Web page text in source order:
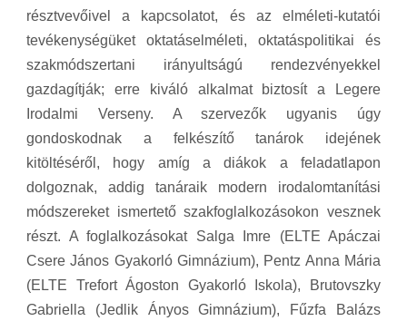
résztvevőivel a kapcsolatot, és az elméleti-kutatói
tevékenységüket oktatáselméleti, oktatáspolitikai és
szakmódszertani irányultságú rendezvényekkel
gazdagítják; erre kiváló alkalmat biztosít a Legere
Irodalmi Verseny. A szervezők ugyanis úgy
gondoskodnak a felkészítő tanárok idejének
kitöltéséről, hogy amíg a diákok a feladatlapon
dolgoznak, addig tanáraik modern irodalomtanítási
módszereket ismertető szakfoglalkozásokon vesznek
részt. A foglalkozásokat Salga Imre (ELTE Apáczai
Csere János Gyakorló Gimnázium), Pentz Anna Mária
(ELTE Trefort Ágoston Gyakorló Iskola), Brutovszky
Gabriella (Jedlik Ányos Gimnázium), Fűzfa Balázs